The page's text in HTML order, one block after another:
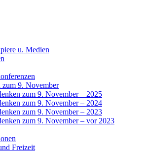
u. Medien
zum 9. November
zum 9. November – 2025
zum 9. November – 2024
zum 9. November – 2023
zum 9. November – vor 2023
Freizeit